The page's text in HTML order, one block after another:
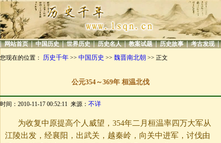
| 网站首页 | 中国历史 | 世界历史 | 历史名人 | 教案试题 | 历史故事 | 考古发现 |
您现在的位置： 历史千年 >> 中国历史 >> 魏晋南北朝 >> 正文
公元354～369年 桓温北伐
时间：2010-11-17 00:52:11 来源： 不详
为收复中原提高个人威望，354年二月桓温率四万大军从
江陵出发，经襄阳，出武关，越秦岭，向关中进军，讨伐由